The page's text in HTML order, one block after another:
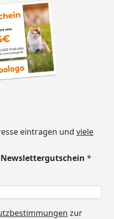
eintragen und viele
*
zur